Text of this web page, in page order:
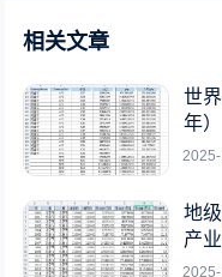
相关文章
世
年）
地
产